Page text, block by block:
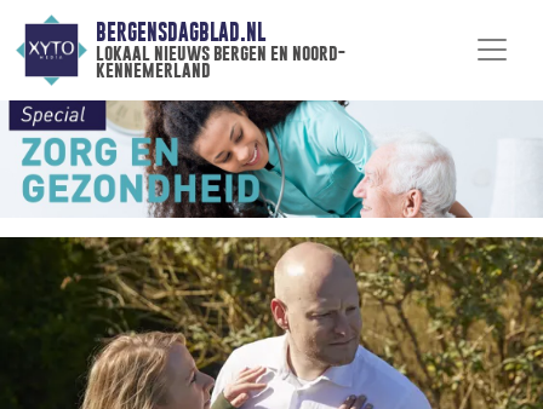
BERGENSDAGBLAD.NL
lokaal nieuws bergen en noord-
kennemerland